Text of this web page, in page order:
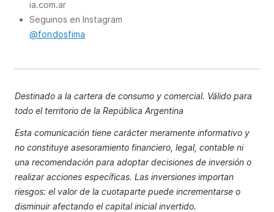
ia.com.ar
Seguinos en Instagram
@fondosfima
Destinado a la cartera de consumo y comercial. Válido para
todo el territorio de la República Argentina
Esta comunicación tiene carácter meramente informativo y
no constituye asesoramiento financiero, legal, contable ni
una recomendación para adoptar decisiones de inversión o
realizar acciones específicas. Las inversiones importan
riesgos: el valor de la cuotaparte puede incrementarse o
disminuir afectando el capital inicial invertido.